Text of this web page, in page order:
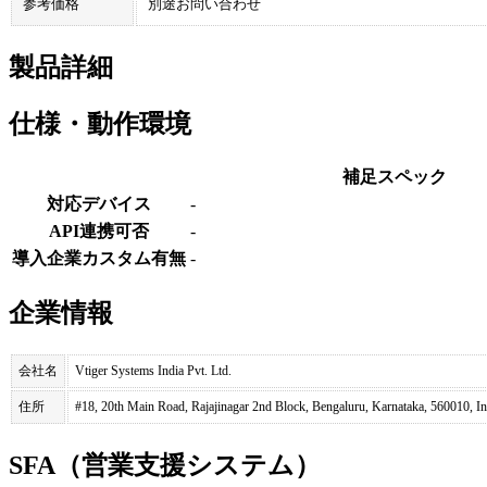
参考価格 別途お問い合わせ
製品詳細
仕様・動作環境
補足スペック
対応デバイス
-
API連携可否
-
導入企業カスタム有無 -
企業情報
会社名 Vtiger Systems India Pvt. Ltd.
住所 #18, 20th Main Road, Rajajinagar 2nd Block, Bengaluru, Karnataka, 560010,
SFA（営業支援システム）